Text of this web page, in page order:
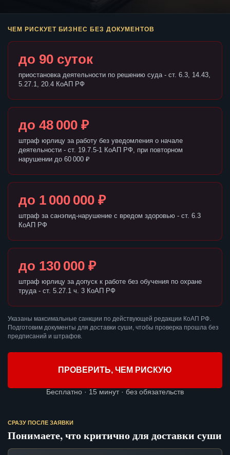
ЧЕМ РИСКУЕТ БИЗНЕС БЕЗ ДОКУМЕНТОВ
до 90 суток
приостановка деятельности по решению суда - ст. 6.3, 14.43,
5.27.1, 20.4 КоАП РФ
до 48 000 ₽
штраф юрлицу за работу без уведомления о начале
деятельности - ст. 19.7.5-1 КоАП РФ, при повторном
нарушении до 60 000 ₽
до 1 000 000 ₽
штраф за санэпид-нарушение с вредом здоровью - ст. 6.3
КоАП РФ
до 130 000 ₽
штраф юрлицу за допуск к работе без обучения по охране
труда - ст. 5.27.1 ч. 3 КоАП РФ
Указаны максимальные санкции по действующей редакции КоАП РФ.
Подготовим документы для доставки суши, чтобы проверка прошла без
предписаний и штрафов.
ПРОВЕРИТЬ, ЧЕМ РИСКУЮ
Бесплатно · 15 минут · без обязательств
СРАЗУ ПОСЛЕ ЗАЯВКИ
Понимаете, что критично для доставки суши